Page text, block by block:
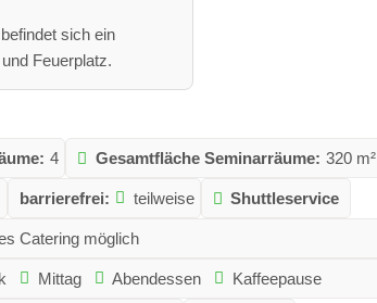
sich ein
Feuerplatz.
4 Gesamtfläche Seminarräume: 320 m²
barrierefrei: teilweise Shuttleservice
Catering möglich
Mittag Abendessen Kaffeepause